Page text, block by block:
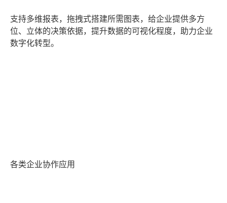
支持多维报表，拖拽式搭建所需图表，给企业提供多方
位、立体的决策依据，提升数据的可视化程度，助力企业
数字化转型。
各类企业协作应用